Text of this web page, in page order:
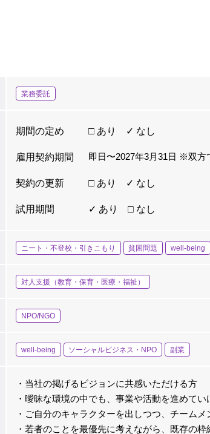
業務委託
期間の定め □ あり ✓ なし
雇用契約期間 即日〜2027年3月31日 ※双方
契約の更新 □ あり ✓ なし
試用期間 ✓ あり □ なし
ニート・不登校・引きこもり 貧困問題 well-being
対人支援（教育・保育・医療・福祉）
NPO/NGO
well-being ソーシャルビジネス・NPO 副業
・当社の掲げるビジョンに共感いただける方
・曖昧な環境の中でも、事業や活動を進めてい
・ご自分のキャラクターを出しつつ、チーム
・若者のことを最優先に考えながら、既存の